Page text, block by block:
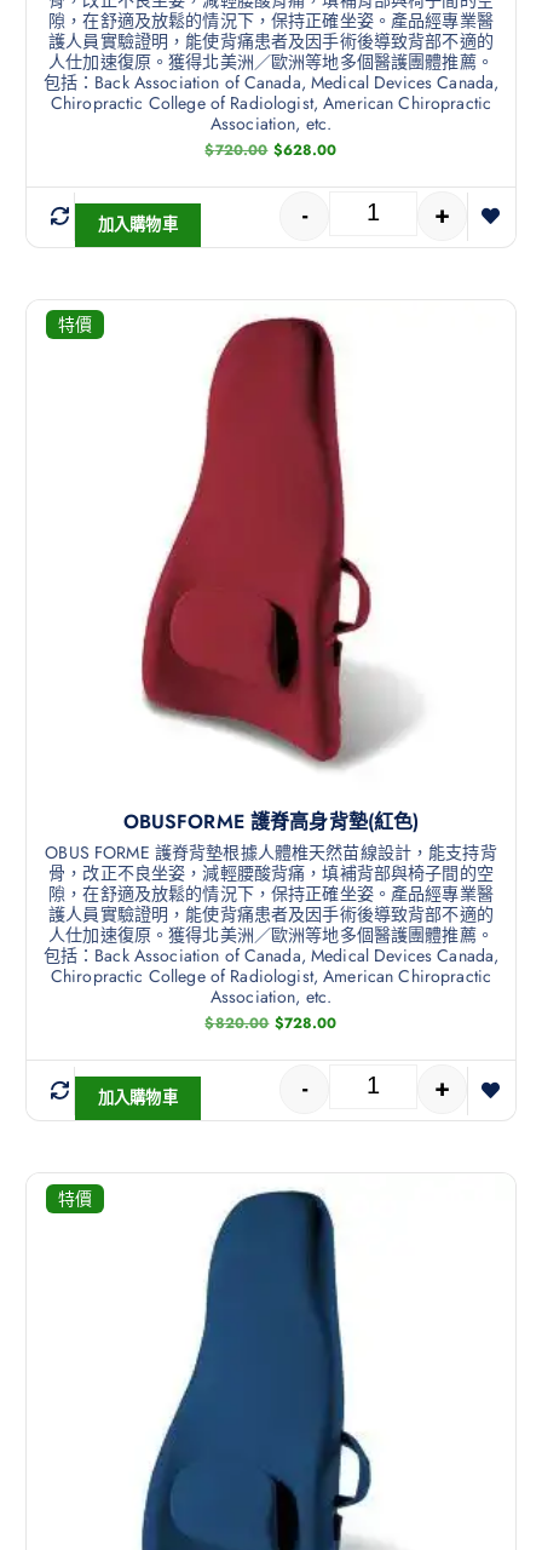
隙，在舒適及放鬆的情況下，保持正確坐姿。產品經專業醫
護人員實驗證明，能使背痛患者及因手術後導致背部不適的
人仕加速復原。獲得北美洲／歐洲等地多個醫護團體推薦。
包括：Back Association of Canada, Medical Devices Canada,
Chiropractic College of Radiologist, American Chiropractic
Association, etc.
$720.00 $628.00
- +
加入購物車
特價
OBUSFORME 護脊高身背墊(紅色)
OBUS FORME 護脊背墊根據人體椎天然苗線設計，能支持背
骨，改正不良坐姿，減輕腰酸背痛，填補背部與椅子間的空
隙，在舒適及放鬆的情況下，保持正確坐姿。產品經專業醫
護人員實驗證明，能使背痛患者及因手術後導致背部不適的
人仕加速復原。獲得北美洲／歐洲等地多個醫護團體推薦。
包括：Back Association of Canada, Medical Devices Canada,
Chiropractic College of Radiologist, American Chiropractic
Association, etc.
$820.00 $728.00
- +
加入購物車
特價